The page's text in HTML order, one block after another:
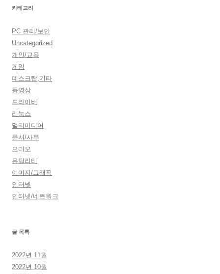
카테고리
PC 관리/보안
Uncategorized
개인/교육
게임
데스크탑,기타
동영상
드라이버
리눅스
멀티미디어
문서/사무
오디오
유틸리티
이미지/그래픽
인터넷
인터넷/네트워크
글 목록
2022년 11월
2022년 10월